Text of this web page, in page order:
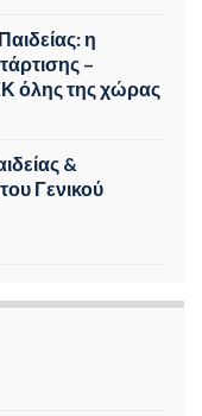
η
–
όλης της χώρας
&
Γενικού